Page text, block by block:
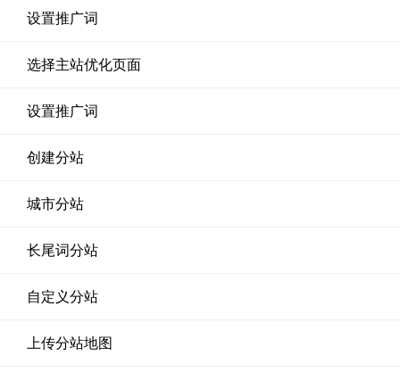
设置推广词
选择主站优化页面
设置推广词
创建分站
城市分站
长尾词分站
自定义分站
上传分站地图